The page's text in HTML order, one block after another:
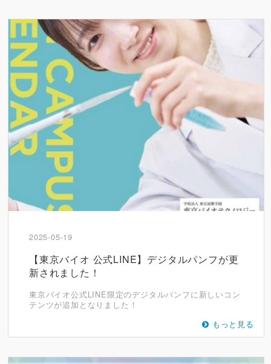
2025-05-19
【東京バイオ 公式LINE】デジタルパンフが更
新されました！
東京バイオ公式LINE限定のデジタルパンフに新しいコン
テンツが追加となりました！
もっと見る